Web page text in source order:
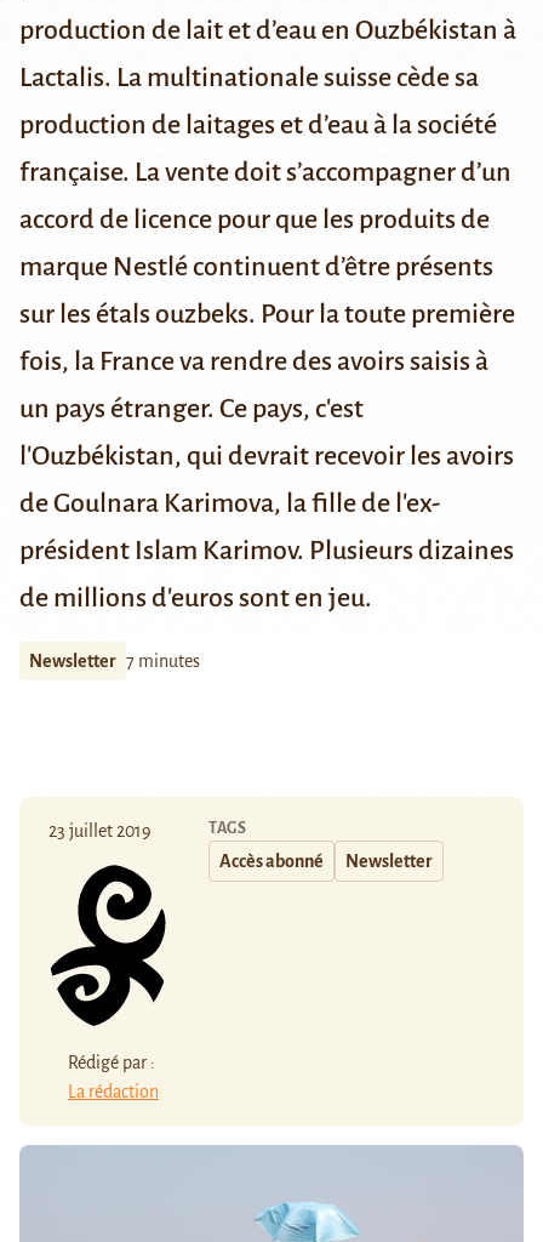
production de lait et d’eau en Ouzbékistan à
Lactalis. La multinationale suisse cède sa
production de laitages et d’eau à la société
française. La vente doit s’accompagner d’un
accord de licence pour que les produits de
marque Nestlé continuent d’être présents
sur les étals ouzbeks. Pour la toute première
fois, la France va rendre des avoirs saisis à
un pays étranger. Ce pays, c'est
l'Ouzbékistan, qui devrait recevoir les avoirs
de Goulnara Karimova, la fille de l'ex-
président Islam Karimov. Plusieurs dizaines
de millions d'euros sont en jeu.
Newsletter 7 minutes
23 juillet 2019
Rédigé par :
La rédaction
TAGS
Accès abonné Newsletter